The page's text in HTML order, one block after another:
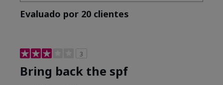
Evaluado por 20 clientes
3
Bring back the spf